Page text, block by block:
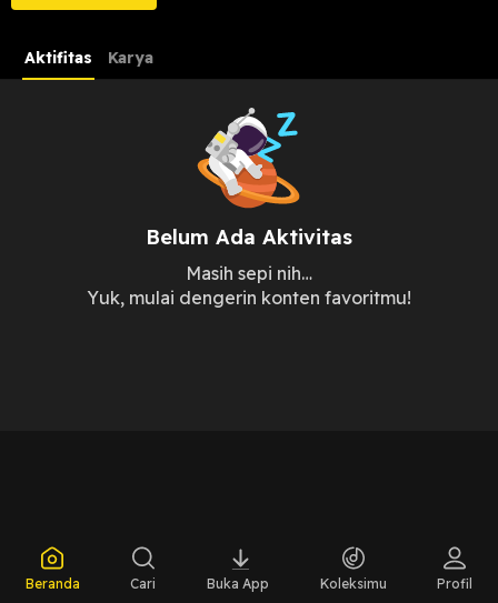
Aktifitas Karya
Belum Ada Aktivitas
Masih sepi nih…
Yuk, mulai dengerin konten favoritmu!
Beranda Cari Buka App Koleksimu Profil